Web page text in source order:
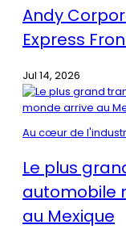
Andy
Express
Jul 14, 2026
Au cœur de
Le plus
automobile
au Mexique